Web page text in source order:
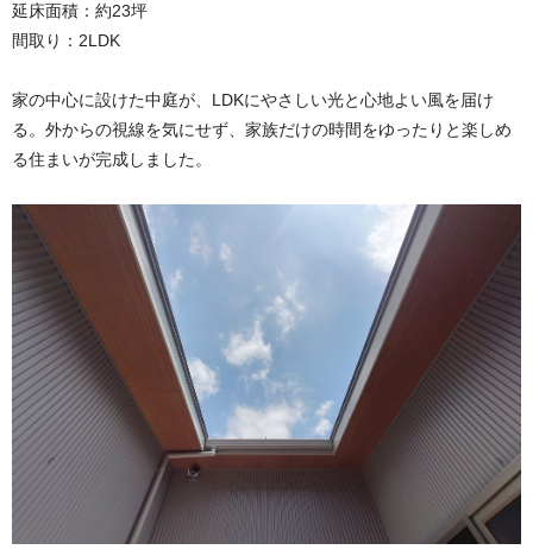
延床面積：約23坪
間取り：2LDK
家の中心に設けた中庭が、LDKにやさしい光と心地よい風を届け
る。外からの視線を気にせず、家族だけの時間をゆったりと楽しめ
る住まいが完成しました。